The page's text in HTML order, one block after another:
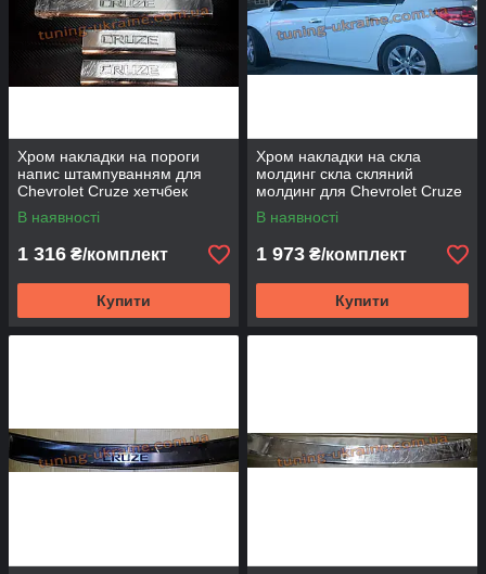
Хром накладки на пороги
напис штампуванням для
Chevrolet Cruze хетчбек
2011-2012
В наявності
1 316 ₴/комплект
Купити
Хром накладки на скла
молдинг скла скляний
молдинг для Chevrolet Cruze
хетчбек 2011-2012
В наявності
1 973 ₴/комплект
Купити